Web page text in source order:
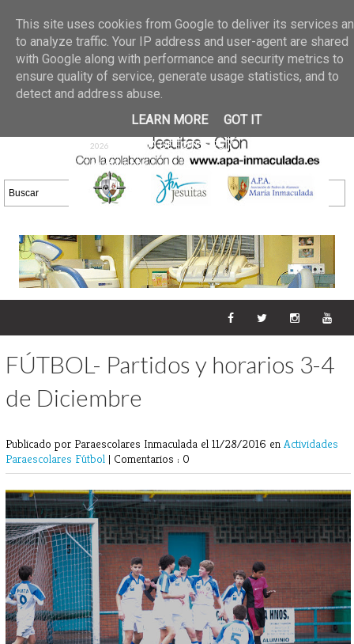
02 jun 2026
GALERIA DE FOTOS
30/05/2026
25 may 2026
GALERIA
DE FOTOS 23/05/2026
20 may
2026
GALERIA DE FOTOS
16/05/2026
DE FOTOS 09/05/2026
28 abr
2026
GALERIA DE FOTOS 25 Y
26/04/2026
FÚTBOL- Partidos y horarios 3-4
de Diciembre
Publicado por Paraescolares Inmaculada el 11/28/2016 en Actividades
Paraescolares Fútbol | Comentarios : 0
This site uses cookies from Google to deliver its services
to analyze traffic. Your IP address and user-agent are shared
with Google along with performance and security metrics to
ensure quality of service, generate usage statistics, and to
detect and address abuse.
LEARN MORE
GOT IT